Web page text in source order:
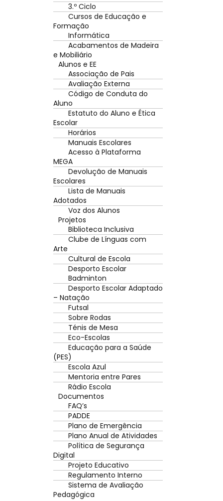
3.º Ciclo
Cursos de Educação e
Formação
Informática
Acabamentos de Madeira
e Mobiliário
Alunos e EE
Associação de Pais
Avaliação Externa
Código de Conduta do
Aluno
Estatuto do Aluno e Ética
Escolar
Horários
Manuais Escolares
Acesso à Plataforma
MEGA
Devolução de Manuais
Escolares
Lista de Manuais
Adotados
Voz dos Alunos
Projetos
Biblioteca Inclusiva
Clube de Línguas com
Arte
Cultural de Escola
Desporto Escolar
Badminton
Desporto Escolar Adaptado
– Natação
Futsal
Sobre Rodas
Ténis de Mesa
Eco-Escolas
Educação para a Saúde
(PES)
Escola Azul
Mentoria entre Pares
Rádio Escola
Documentos
FAQ’s
PADDE
Plano de Emergência
Plano Anual de Atividades
Política de Segurança
Digital
Projeto Educativo
Regulamento Interno
Sistema de Avaliação
Pedagógica